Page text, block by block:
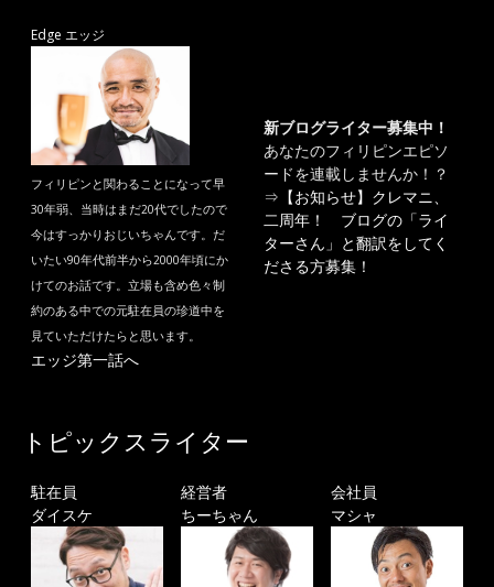
Edge エッジ
フィリピンと関わることになって早
30年弱、当時はまだ20代でしたので
今はすっかりおじいちゃんです。だ
いたい90年代前半から2000年頃にか
けてのお話です。立場も含め色々制
約のある中での元駐在員の珍道中を
見ていただけたらと思います。
エッジ第一話へ
新ブログライター募集中！
あなたのフィリピンエピソ
ードを連載しませんか！？
⇒ 【お知らせ】クレマニ、
二周年！ ブログの「ライ
ターさん」と翻訳をしてく
ださる方募集！
トピックスライター
駐在員
ダイスケ
経営者
ちーちゃん
会社員
マシャ